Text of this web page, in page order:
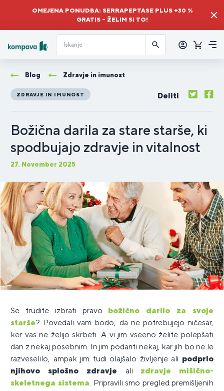
OMEJENA PONUDBA: SERRAPEPTASE PLUS +30 %
GRATIS – ŽELIM SI TO!
Blog Zdravje in imunost
ZDRAVJE IN IMUNOST Deliti
Božična darila za stare starše, ki
spodbujajo zdravje in vitalnost
27. November 2025
Se trudite izbrati pravo božično darilo za svoje
starše? Povedali vam bodo, da ne potrebujejo ničesar,
ker vas ne želijo skrbeti. A vi jim vseeno želite polepšati
dan z nekaj posebnim. In jim podariti nekaj, kar jih bo ne le
razveselilo, ampak jim tudi olajšalo življenje ali podprlo
njihovo splošno zdravje ali zdravje mišično-
skeletnega sistema . Pripravili smo pregled premišljenih